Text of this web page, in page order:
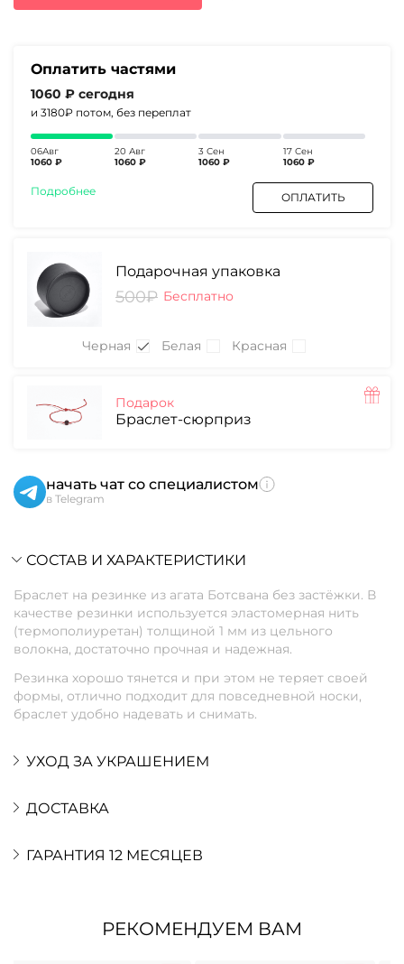
5470₽.
Оплатить частями
1060 ₽ сегодня
и 3180₽ потом, без переплат
06Авг
1060 ₽
20 Авг
1060 ₽
3 Сен
1060 ₽
17 Сен
1060 ₽
Подробнее ОПЛАТИТЬ
Подарочная упаковка
500₽ Бесплатно
Черная Белая Красная
Подарок
Браслет-сюрприз
начать чат со специалистом
в Telegram
СОСТАВ И ХАРАКТЕРИСТИКИ
Браслет на резинке из агата Ботсвана без застёжки. В
качестве резинки используется эластомерная нить
(термополиуретан) толщиной 1 мм из цельного
волокна, достаточно прочная и надежная.
Резинка хорошо тянется и при этом не теряет своей
формы, отлично подходит для повседневной носки,
браслет удобно надевать и снимать.
УХОД ЗА УКРАШЕНИЕМ
ДОСТАВКА
ГАРАНТИЯ 12 МЕСЯЦЕВ
РЕКОМЕНДУЕМ ВАМ